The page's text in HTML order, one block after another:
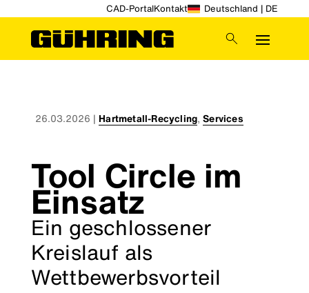
CAD-PortalKontakt Deutschland | DE
26.03.2026 |Hartmetall-Recycling,Services
Tool Circle im
Einsatz
Ein geschlossener
Kreislauf als
Wettbewerbsvorteil